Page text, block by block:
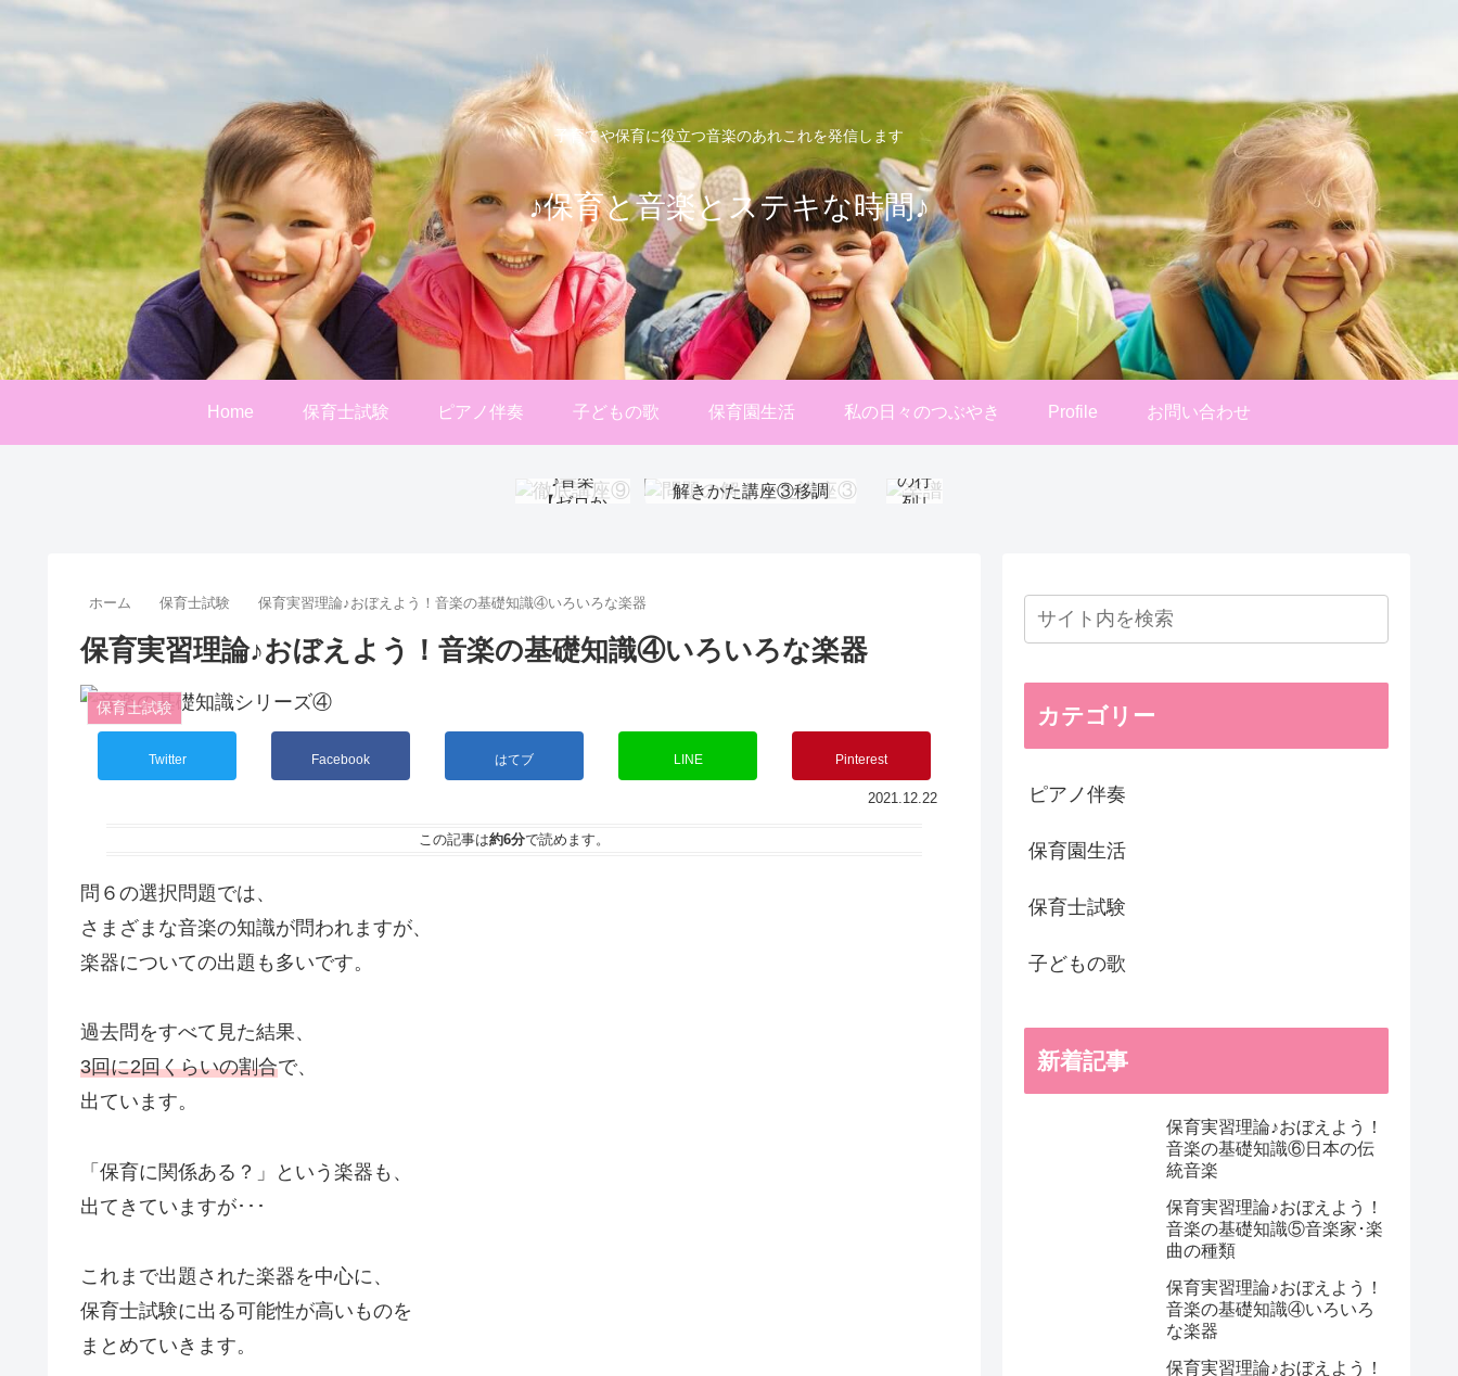
子育てや保育に役立つ音楽のあれこれを発信します
♪保育と音楽とステキな時間♪
Home 保育士試験 ピアノ伴奏 子どもの歌 保育園生活 私の日々のつぶやき Profile お問い合わせ
捨てな
♪音楽
【ゼロか
解きかた講座③移調
保
育
実
習
理
論
問
伴
奏
【楽
譜ダ
ウン
ド】
の行
列｣
ホーム 保育士試験 保育実習理論♪おぼえよう！音楽の基礎知識④いろいろな楽器
保育実習理論♪おぼえよう！音楽の基礎知識④いろいろな楽器
保育士試験
Twitter Facebook はてブ LINE Pinterest
2021.12.22
この記事は約6分で読めます。
問６の選択問題では、
さまざまな音楽の知識が問われますが、
楽器についての出題も多いです。
過去問をすべて見た結果、
3回に2回くらいの割合で、
出ています。
「保育に関係ある？」という楽器も、
出てきていますが･･･
これまで出題された楽器を中心に、
保育士試験に出る可能性が高いものを
まとめていきます。
カテゴリー
ピアノ伴奏
保育園生活
保育士試験
子どもの歌
新着記事
保育実習理論♪おぼえよう！
音楽の基礎知識⑥日本の伝
統音楽
保育実習理論♪おぼえよう！
音楽の基礎知識⑤音楽家･楽
曲の種類
保育実習理論♪おぼえよう！
音楽の基礎知識④いろいろ
な楽器
保育実習理論♪おぼえよう！